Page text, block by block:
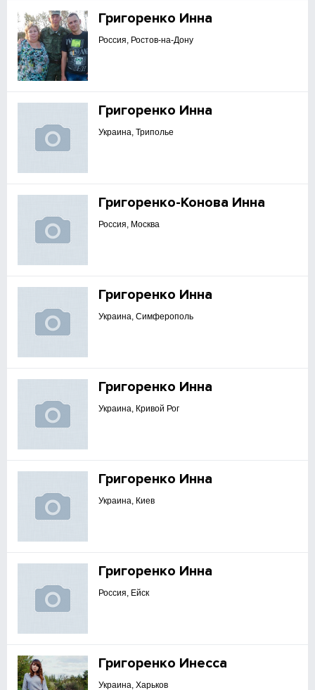
Григоренко Инна
Россия, Ростов-на-Дону
Григоренко Инна
Украина, Триполье
Григоренко-Конова Инна
Россия, Москва
Григоренко Инна
Украина, Симферополь
Григоренко Инна
Украина, Кривой Рог
Григоренко Инна
Украина, Киев
Григоренко Инна
Россия, Ейск
Григоренко Инесса
Украина, Харьков